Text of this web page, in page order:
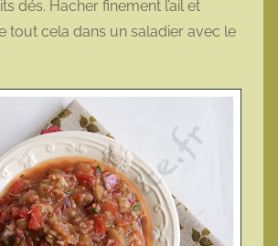
dés. Hacher finement l’ail et
tout cela dans un saladier avec le